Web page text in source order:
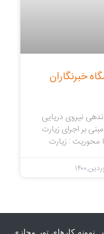
خبرنگاران
نیروی دریایی
بر اجرای زیارت
محوریت : زیارت
نمونه کارهای تور مجازی